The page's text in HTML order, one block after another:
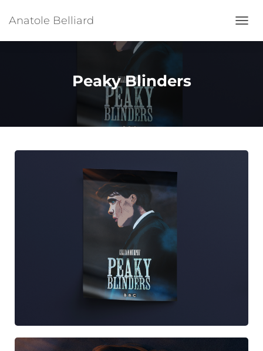
Anatole Belliard
Peaky Blinders